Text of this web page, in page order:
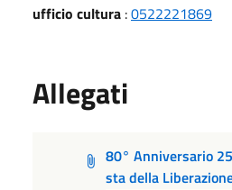
ufficio cultura :0522221869
Allegati
80° Anniversario
sta della